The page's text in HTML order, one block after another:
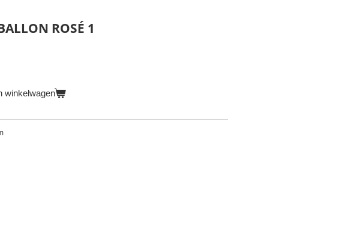
ROSÉ 1
winkelwagen